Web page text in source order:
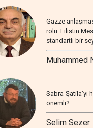
Gazze
rolü: Filistin
standartlı bir
Muhammed
Sabra-Şatila’yı
önemli?
Selim Sezer